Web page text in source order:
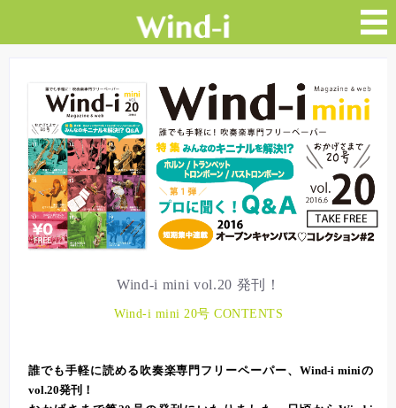
Wind-i mini vol.20 発刊！
Wind-i mini 20号 CONTENTS
誰でも手軽に読める吹奏楽専門フリーペーパー、Wind-i miniの
vol.20発刊！